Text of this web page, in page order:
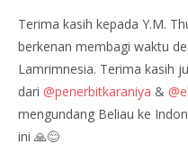
Terima kasih kepada Y.M.
berkenan membagi waktu
Lamrimnesia. Terima kasih
dari @penerbitkaraniya &
mengundang Beliau ke
ini 🙏😊